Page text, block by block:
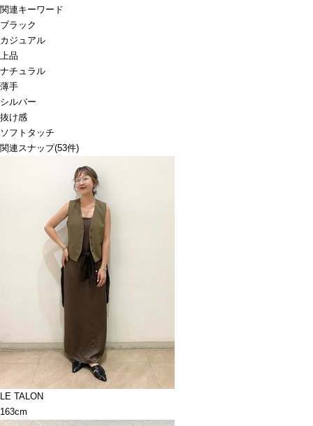
関連キーワード
ブラック
カジュアル
上品
ナチュラル
薄手
シルバー
抜け感
ソフトタッチ
関連スナップ(53件)
LE TALON
163cm